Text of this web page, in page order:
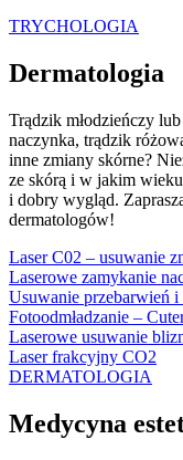
TRYCHOLOGIA
Dermatologia
Trądzik młodzieńczy
naczynka, trądzik
inne zmiany skórne?
ze skórą i w jakim
i dobry wygląd.
dermatologów!
Laser C02 – usuwanie
Laserowe zamykanie
Usuwanie przebarwień
Fotoodmładzanie –
Laserowe usuwanie
Laser frakcyjny CO2
DERMATOLOGIA
Medycyna